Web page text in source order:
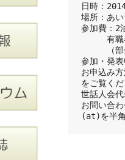
日時：
場所：あ
参加費：2
有職者
（部分
参加・発
お申込み
をご覧く
世話人会代
お問い合
(at)を半角